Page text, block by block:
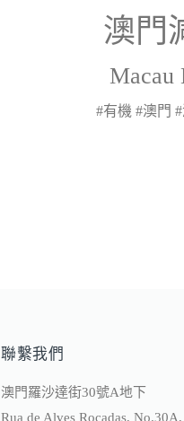
澳門
Macau
#有機 #澳門
聯繫我們
澳門羅沙達街30號A地下
Rua de Alves Rocadas,